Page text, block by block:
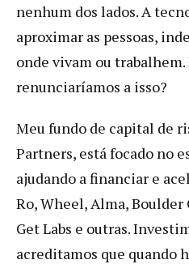
nenhum dos lados. A
aproximar as pessoas,
onde vivam ou trabalhem.
renunciaríamos a isso?
Meu fundo de capital de
Partners, está focado no
ajudando a financiar e
Ro, Wheel, Alma, Boulder
Get Labs e outras.
acreditamos que quando